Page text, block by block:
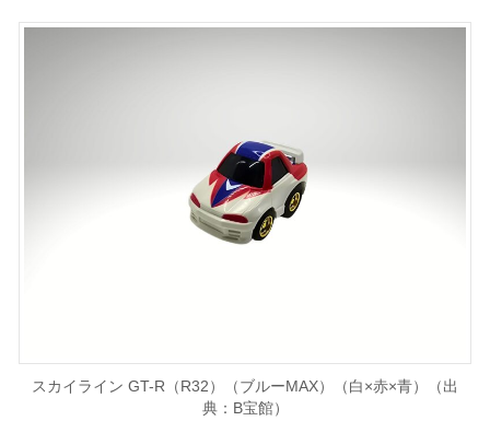
スカイライン GT-R（R32）（ブルーMAX）（白×赤×青）（出
典：B宝館）